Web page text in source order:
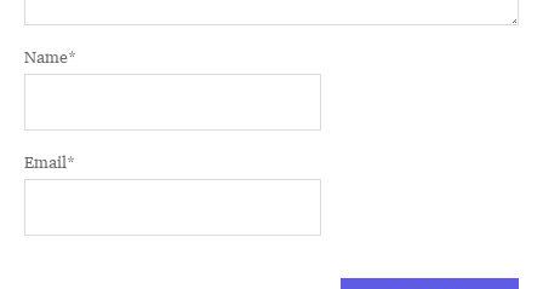
Name*
Email*